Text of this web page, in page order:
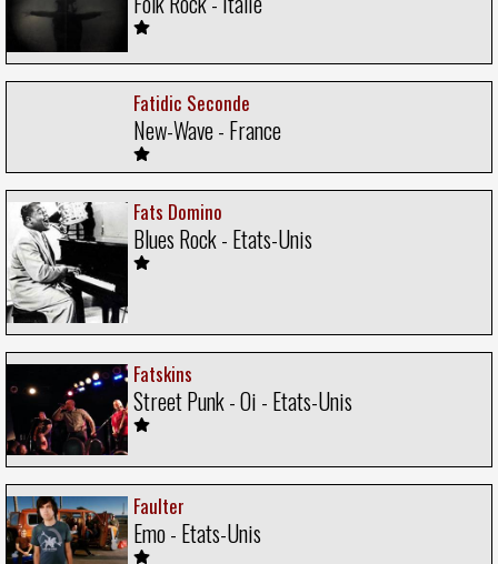
Fatidic Seconde
New-Wave - France
Fats Domino
Blues Rock - Etats-Unis
Fatskins
Street Punk - Oi - Etats-Unis
Faulter
Emo - Etats-Unis